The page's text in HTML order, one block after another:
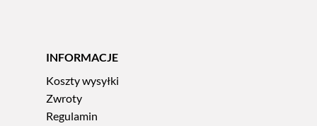
INFORMACJE
Koszty wysyłki
Zwroty
Regulamin